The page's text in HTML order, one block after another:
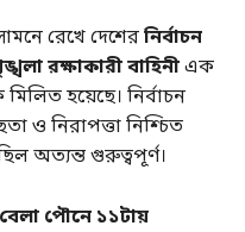
রেখে দেশেরনির্বাচন
রক্ষাকারী বাহিনীএক
হয়েছে। নির্বাচন
ও নিরাপত্তা নিশ্চিত
অত্যন্ত গুরুত্বপূর্ণ।
পৌনে ১১টায়